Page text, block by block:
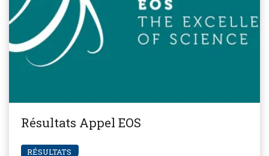
Résultats Appel EOS
RÉSULTATS